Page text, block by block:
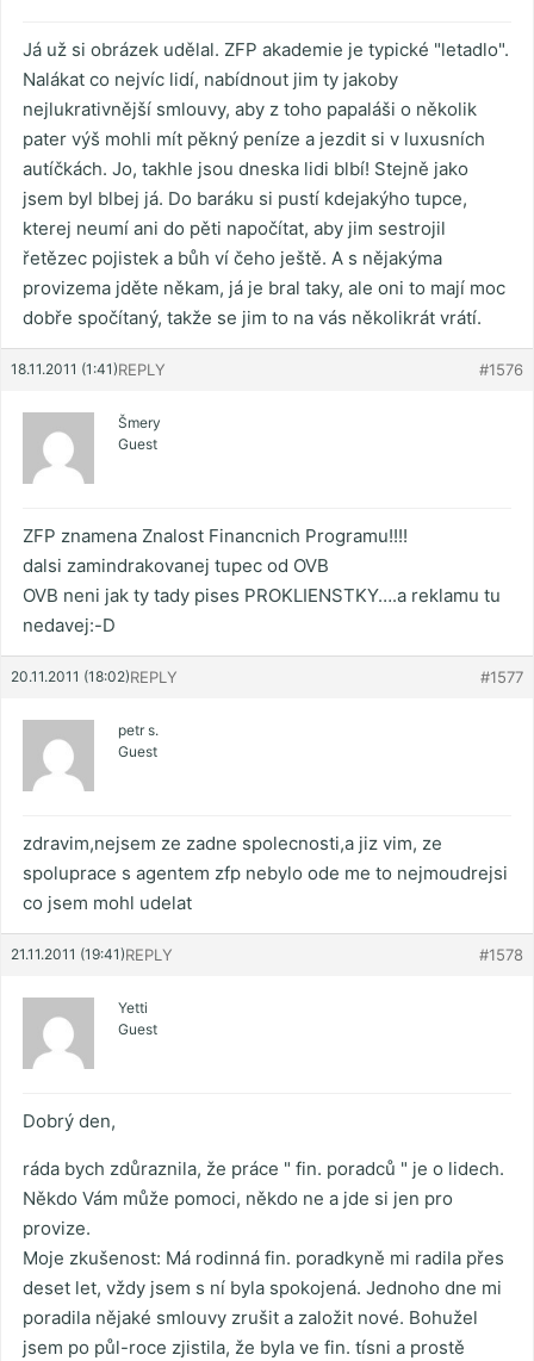
Já už si obrázek udělal. ZFP akademie je typické "letadlo".
Nalákat co nejvíc lidí, nabídnout jim ty jakoby
nejlukrativnější smlouvy, aby z toho papaláši o několik
pater výš mohli mít pěkný peníze a jezdit si v luxusních
autíčkách. Jo, takhle jsou dneska lidi blbí! Stejně jako
jsem byl blbej já. Do baráku si pustí kdejakýho tupce,
kterej neumí ani do pěti napočítat, aby jim sestrojil
řetězec pojistek a bůh ví čeho ještě. A s nějakýma
provizema jděte někam, já je bral taky, ale oni to mají moc
dobře spočítaný, takže se jim to na vás několikrát vrátí.
18.11.2011 (1:41) #1576
REPLY
Šmery
Guest
ZFP znamena Znalost Financnich Programu!!!!
dalsi zamindrakovanej tupec od OVB
OVB neni jak ty tady pises PROKLIENSTKY….a reklamu tu
nedavej:-D
20.11.2011 (18:02) #1577
REPLY
petr s.
Guest
zdravim,nejsem ze zadne spolecnosti,a jiz vim, ze
spoluprace s agentem zfp nebylo ode me to nejmoudrejsi
co jsem mohl udelat
21.11.2011 (19:41) #1578
REPLY
Yetti
Guest
Dobrý den,
ráda bych zdůraznila, že práce " fin. poradců " je o lidech.
Někdo Vám může pomoci, někdo ne a jde si jen pro
provize.
Moje zkušenost: Má rodinná fin. poradkyně mi radila přes
deset let, vždy jsem s ní byla spokojená. Jednoho dne mi
poradila nějaké smlouvy zrušit a založit nové. Bohužel
jsem po půl-roce zjistila, že byla ve fin. tísni a prostě